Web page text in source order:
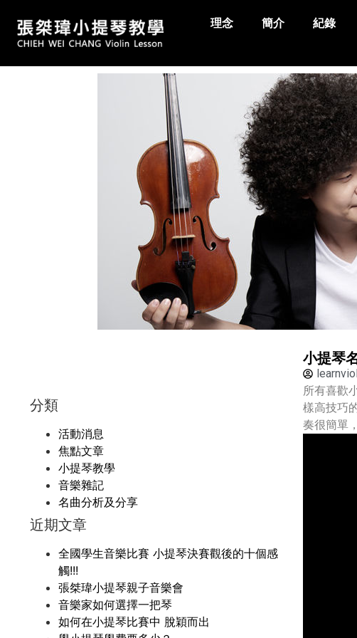
理念 簡介 紀錄
分類
活動消息
焦點文章
小提琴教學
音樂雜記
名曲分析及分享
近期文章
全國學生音樂比賽 小提琴決賽觀後的十個感
觸!!!
張桀瑋小提琴親子音樂會
音樂家如何選擇一把琴
如何在小提琴比賽中 脫穎而出
小提琴
所有喜歡
樣高技巧
奏很簡單